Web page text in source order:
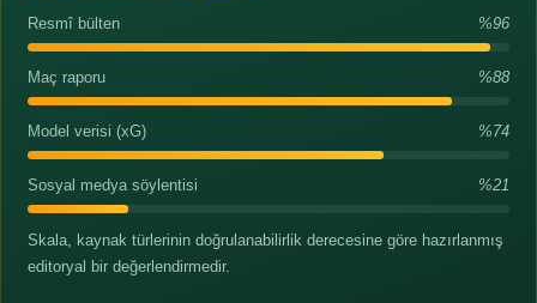
Resmî bülten %96
Maç raporu %88
Model verisi (xG) %74
Sosyal medya söylentisi %21
Skala, kaynak türlerinin doğrulanabilirlik derecesine göre hazırlanmış
editoryal bir değerlendirmedir.